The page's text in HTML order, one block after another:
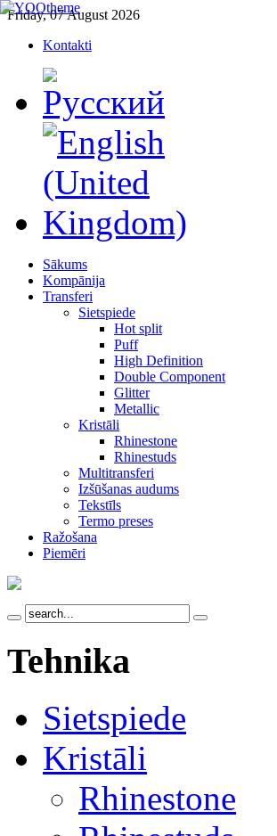
Friday, 07 August 2026
Kontakti
Sākums
Kompānija
Transferi
Sietspiede
Hot split
Puff
High Definition
Double Component
Glitter
Metallic
Kristāli
Rhinestone
Rhinestuds
Multitransferi
Izšūšanas audums
Tekstīls
Termo preses
Ražošana
Piemēri
Tehnika
Sietspiede
Kristāli
Rhinestone